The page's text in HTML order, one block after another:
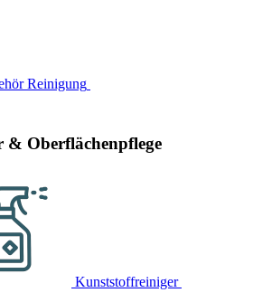
Reinigung
& Oberflächenpflege
Kunststoffreiniger